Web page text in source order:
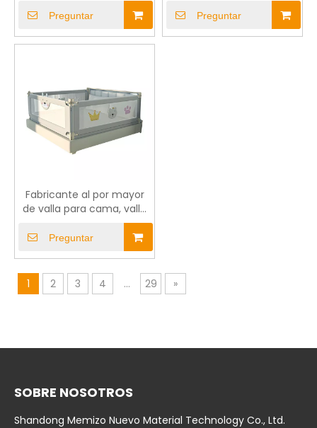
Preguntar Preguntar
Fabricante al por mayor
de valla para cama, valla
protectora anticaída para
bebés, protector de borde
para cuna, barandilla para
Preguntar
1 2 3 4 ... 29 »
SOBRE NOSOTROS
Shandong Memizo Nuevo Material Technology Co., Ltd.